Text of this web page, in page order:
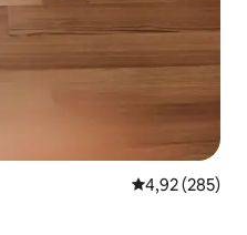
Gemiddelde
4,92 (285)